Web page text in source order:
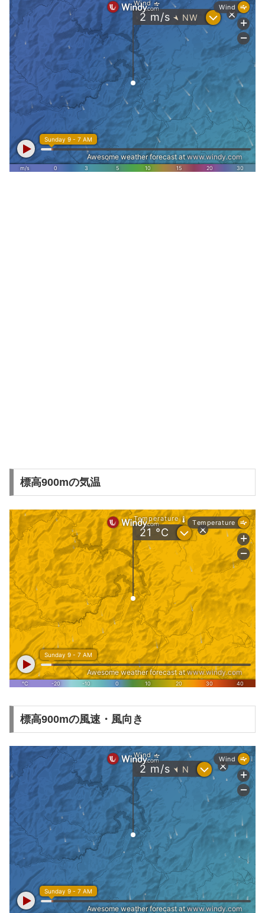
標高900mの気温
標高900mの風速・風向き